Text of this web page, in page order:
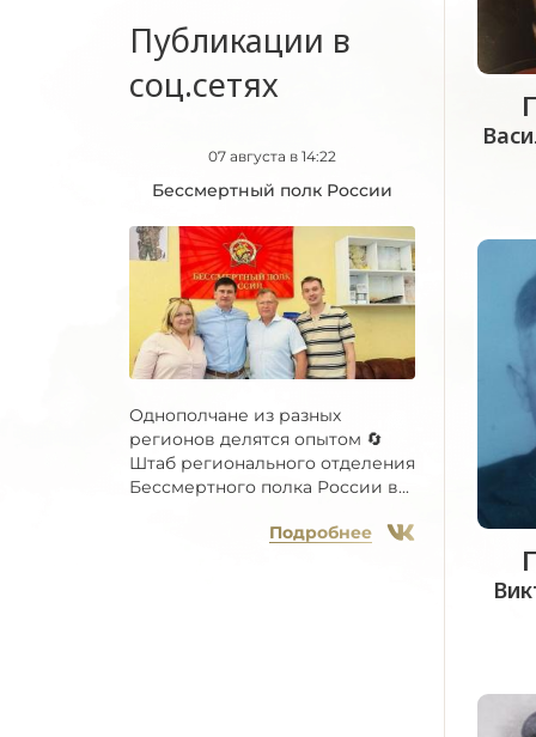
Публикации в
соц.сетях
07 августа в 14:22
Бессмертный полк России
Однополчане из разных
регионов делятся опытом 🔄
Штаб регионального отделения
Бессмертного полка России в...
Подробнее